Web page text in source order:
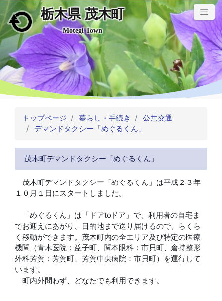
メインコンテンツにスキップ
栃木県 茂木町
Motegi Town
トップページ 暮らし・手続き
公共交通
デマンドタクシー「めぐるくん」
茂木町デマンドタクシー「めぐるくん」
茂木町デマンドタクシー「めぐるくん」は平成２３年
１０月１日にスタートしました。
「めぐるくん」は「ドアtoドア」で、利用者の自宅ま
でお迎えにあがり、目的地まで送り届けるので、らくら
く移動ができます。茂木町内の全エリア及び特定の医療
機関（青木医院：益子町、関本眼科：市貝町、倉持整形
外科芳賀：芳賀町、芳賀中央病院：市貝町）を運行して
います。
町内外問わず、どなたでも利用できます。